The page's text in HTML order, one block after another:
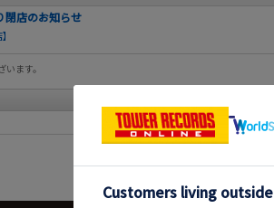
閉店のお知らせ
ます。